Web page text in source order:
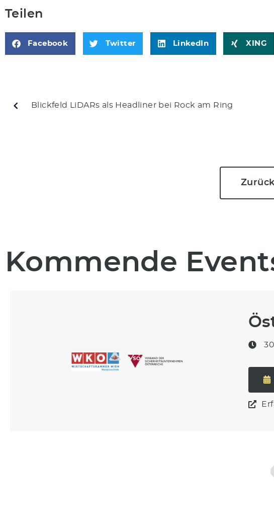
Teilen
Facebook Twitter LinkedIn XING
Blickfeld LiDARs als Headliner bei Rock am Ring
Kommende